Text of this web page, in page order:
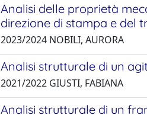
Analisi delle proprietà
direzione di stampa e del
2023/2024 NOBILI, AURORA
Analisi strutturale di un
2021/2022 GIUSTI, FABIANA
Analisi strutturale di un